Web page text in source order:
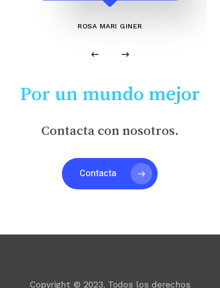
ROSA MARI GINER
Por un mundo mejor
Contacta con nosotros.
Contacta
Copyright © 2023. Todos los derechos